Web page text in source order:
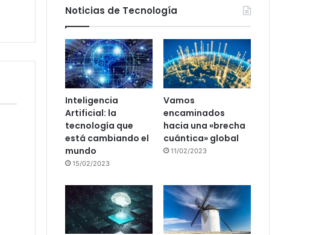
Noticias de Tecnología
Inteligencia
Artificial: la
tecnología que
está cambiando el
mundo
15/02/2023
Vamos
encaminados
hacia una «brecha
cuántica» global
11/02/2023